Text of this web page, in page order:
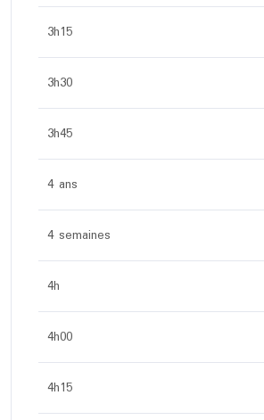
3h15
3h30
3h45
4 ans
4 semaines
4h
4h00
4h15